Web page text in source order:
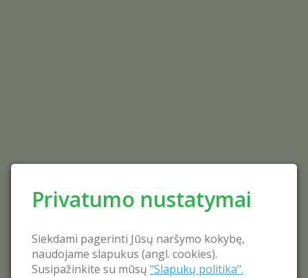
Privatumo nustatymai
Siekdami pagerinti Jūsų naršymo kokybę,
naudojame slapukus (angl. cookies).
Susipažinkite su mūsų "Slapukų politika".